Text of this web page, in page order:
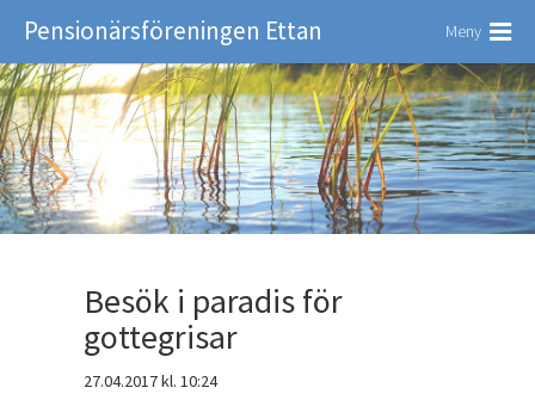
Pensionärsföreningen Ettan Meny
Besök i paradis för
gottegrisar
27.04.2017kl. 10:24